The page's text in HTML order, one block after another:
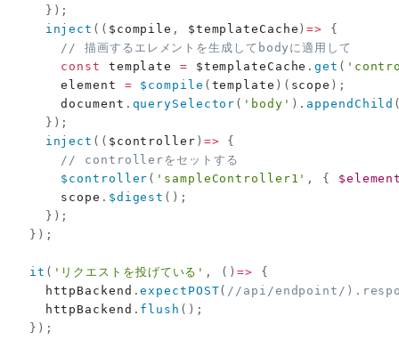
} ) ;
inject ( ( $compile , $templateCache )=>
{
// 描画するエレメントを生成してbodyに適用して
const
template = $templateCache .get (
      element
= $compile ( template ) ( scope ) ;
      document
. querySelector ( 'body' ) . appendChild
} ) ;
inject ( ( $controller ) =>
{
// controllerをセットする
$controller ( 'sampleController1' , {
      scope
. $digest ( ) ;
} ) ;
} ) ;
it ( 'リクエストを投げている' , ( ) =>
{
    httpBackend
.expectPOST( //api/endpoint/
    httpBackend
. flush ( ) ;
} ) ;